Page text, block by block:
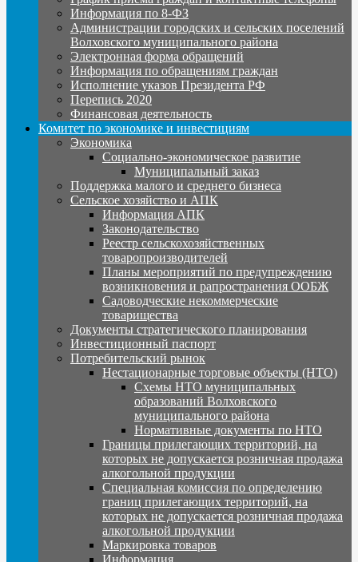
Информация по 8-ФЗ
Администрации городских и сельских поселений
Волховского муниципального района
Электронная форма обращений
Информация по обращениям граждан
Исполнение указов Президента РФ
Перепись 2020
Финансовая деятельность
Комитет по экономике и инвестициям
Экономика
Социально-экономическое развитие
Муниципальный заказ
Поддержка малого и среднего бизнеса
Сельское хозяйство и АПК
Информация АПК
Законодательство
Реестр сельскохозяйственных
товаропроизводителей
Планы мероприятий по предупреждению
возникновения и рапространения ООБЖ
Садоводческие некоммерческие
товарищества
Документы стратегического планирования
Инвестиционный паспорт
Потребительский рынок
Нестационарные торговые объекты (НТО)
Схемы НТО муниципальных
образований Волховского
муниципального района
Нормативные документы по НТО
Границы прилегающих территорий, на
которых не допускается розничная продажа
алкогольной продукции
Специальная комиссия по определению
границ прилегающих территорий, на
которых не допускается розничная продажа
алкогольной продукции
Маркировка товаров
Информация